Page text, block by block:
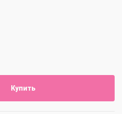
Купить